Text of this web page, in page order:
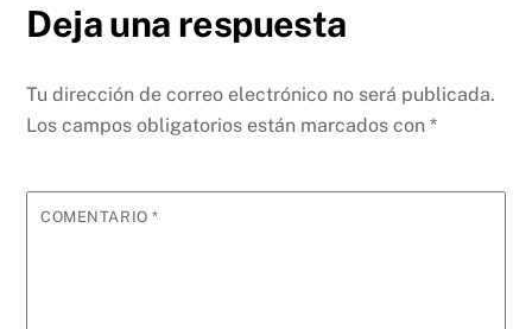
Deja una respuesta
Tu dirección de correo electrónico no será publicada.
Los campos obligatorios están marcados con*
COMENTARIO*